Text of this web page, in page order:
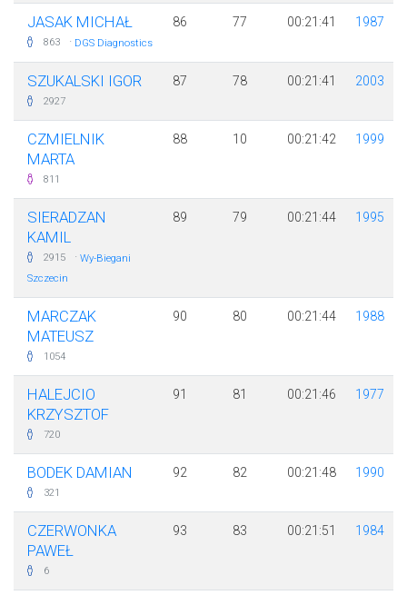
JASAK MICHAŁ
863 · DGS Diagnostics
86 77 00:21:41 1987
SZUKALSKI IGOR
2927
87 78 00:21:41 2003
CZMIELNIK
MARTA
811
88 10 00:21:42 1999
SIERADZAN
KAMIL
2915 · Wy-Biegani
Szczecin
89 79 00:21:44 1995
MARCZAK
MATEUSZ
1054
90 80 00:21:44 1988
HALEJCIO
KRZYSZTOF
720
91 81 00:21:46 1977
BODEK DAMIAN
321
92 82 00:21:48 1990
CZERWONKA
PAWEŁ
6
93 83 00:21:51 1984